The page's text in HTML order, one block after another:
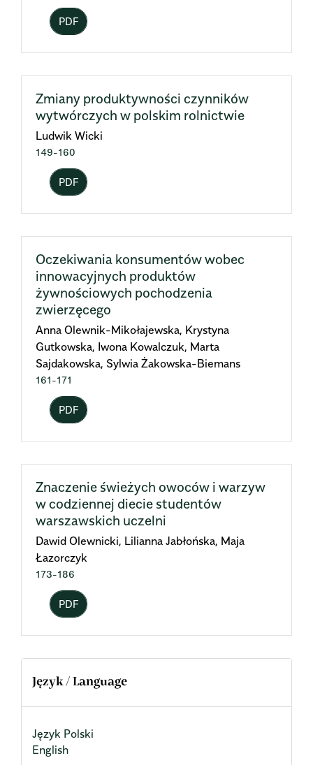
PDF
Zmiany produktywności czynników
wytwórczych w polskim rolnictwie
Ludwik Wicki
149-160
PDF
Oczekiwania konsumentów wobec
innowacyjnych produktów
żywnościowych pochodzenia
zwierzęcego
Anna Olewnik-Mikołajewska, Krystyna
Gutkowska, Iwona Kowalczuk, Marta
Sajdakowska, Sylwia Żakowska-Biemans
161-171
PDF
Znaczenie świeżych owoców i warzyw
w codziennej diecie studentów
warszawskich uczelni
Dawid Olewnicki, Lilianna Jabłońska, Maja
Łazorczyk
173-186
PDF
Język / Language
Język Polski
English